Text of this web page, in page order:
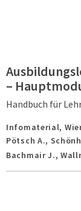
–
Handbuch für
Infomaterial,
Pötsch A.,
Bachmair J.,